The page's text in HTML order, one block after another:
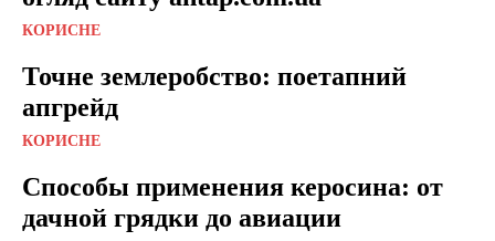
КОРИСНЕ
Точне землеробство: поетапний
апгрейд
КОРИСНЕ
Способы применения керосина: от
дачной грядки до авиации